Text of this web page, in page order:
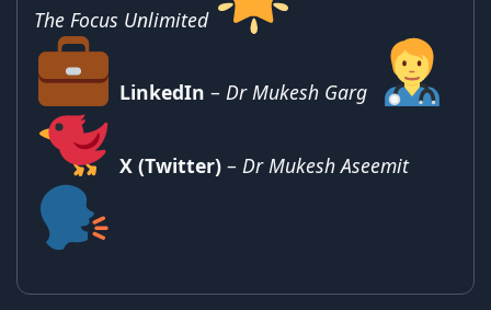
The Focus Unlimited
LinkedIn – Dr Mukesh Garg
X (Twitter)– Dr Mukesh Aseemit